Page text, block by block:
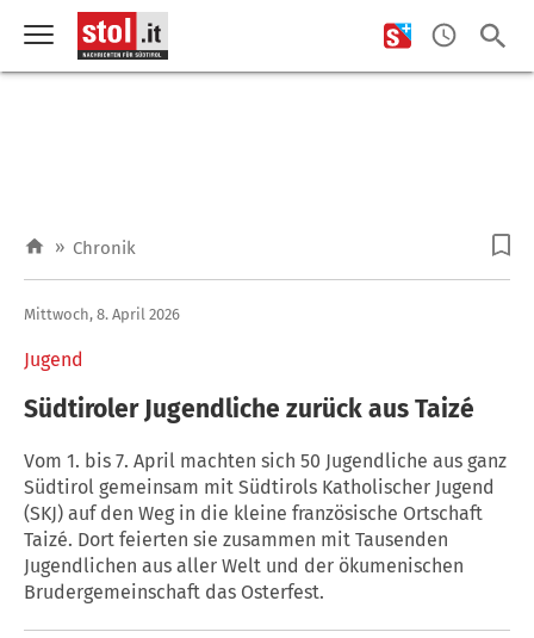
» Chronik
Jugend
Mittwoch, 8. April 2026
Südtiroler Jugendliche zurück aus Taizé
Vom 1. bis 7. April machten sich 50 Jugendliche aus ganz
Südtirol gemeinsam mit Südtirols Katholischer Jugend
(SKJ) auf den Weg in die kleine französische Ortschaft
Taizé. Dort feierten sie zusammen mit Tausenden
Jugendlichen aus aller Welt und der ökumenischen
Brudergemeinschaft das Osterfest.